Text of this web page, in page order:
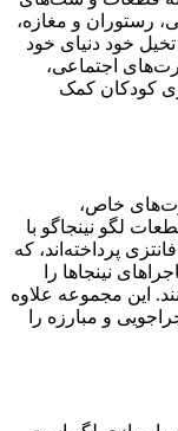
رستوران و مغازه،
خود دنیای خود
اجتماعی،
کودکان کمک
خاص،
لگو نینجاگو با
پرداخته‌اند، که
نینجاها را
این مجموعه علاوه
و مبارزه را